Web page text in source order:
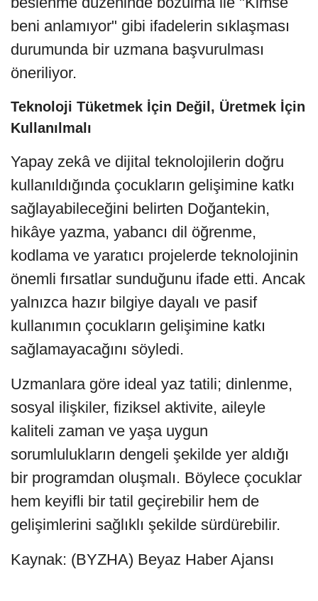
beni anlamıyor" gibi ifadelerin sıklaşması
durumunda bir uzmana başvurulması
öneriliyor.
Teknoloji Tüketmek İçin Değil, Üretmek İçin
Kullanılmalı
Yapay zekâ ve dijital teknolojilerin doğru
kullanıldığında çocukların gelişimine katkı
sağlayabileceğini belirten Doğantekin,
hikâye yazma, yabancı dil öğrenme,
kodlama ve yaratıcı projelerde teknolojinin
önemli fırsatlar sunduğunu ifade etti. Ancak
yalnızca hazır bilgiye dayalı ve pasif
kullanımın çocukların gelişimine katkı
sağlamayacağını söyledi.
Uzmanlara göre ideal yaz tatili; dinlenme,
sosyal ilişkiler, fiziksel aktivite, aileyle
kaliteli zaman ve yaşa uygun
sorumlulukların dengeli şekilde yer aldığı
bir programdan oluşmalı. Böylece çocuklar
hem keyifli bir tatil geçirebilir hem de
gelişimlerini sağlıklı şekilde sürdürebilir.
Kaynak: (BYZHA) Beyaz Haber Ajansı